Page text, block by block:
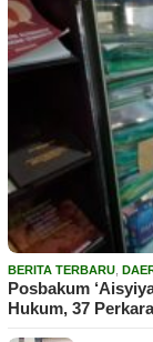
BERITA TERBARU
Posbakum
Hukum, 37